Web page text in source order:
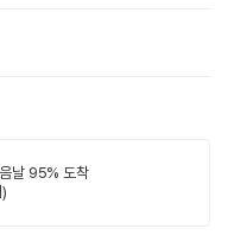
날 95% 도착